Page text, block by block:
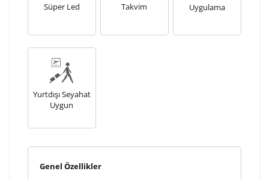
Süper Led Takvim Uygulama
Yurtdışı Seyahat
Uygun
Genel Özellikler